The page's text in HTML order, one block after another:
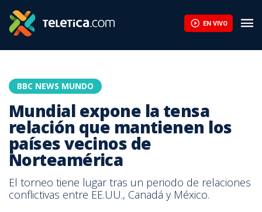
EN VIVO
BBC NEWS MUNDO
Mundial expone la tensa
relación que mantienen los
países vecinos de
Norteamérica
El torneo tiene lugar tras un periodo de relaciones
conflictivas entre EE.UU., Canadá y México.